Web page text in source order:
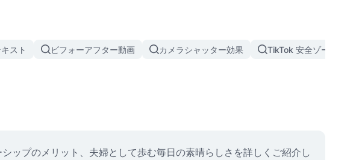
スト ビフォーアフター動画 カメラシャッター効果 TikTok 安全ゾーン テ
ップのメリット、夫婦として歩む毎日の素晴らしさを詳しくご紹介し